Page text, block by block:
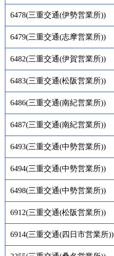
6478(三重交通(伊勢営業所))
6479(三重交通(志摩営業所))
6482(三重交通(伊賀営業所))
6483(三重交通(松阪営業所))
6486(三重交通(南紀営業所))
6487(三重交通(南紀営業所))
6493(三重交通(中勢営業所))
6494(三重交通(中勢営業所))
6498(三重交通(中勢営業所))
6912(三重交通(松阪営業所))
6914(三重交通(四日市営業所))